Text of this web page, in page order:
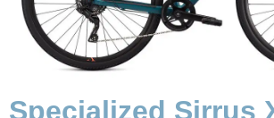
Specialized Sirrus